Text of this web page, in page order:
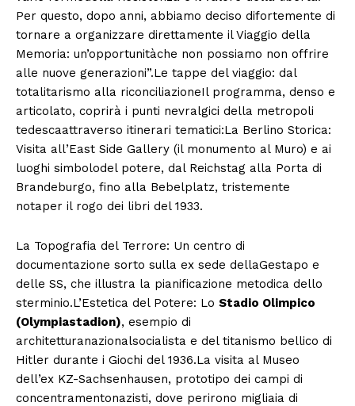
Per questo, dopo anni, abbiamo deciso difortemente di
tornare a organizzare direttamente il Viaggio della
Memoria: un’opportunitàche non possiamo non offrire
alle nuove generazioni”.Le tappe del viaggio: dal
totalitarismo alla riconciliazioneIl programma, denso e
articolato, coprirà i punti nevralgici della metropoli
tedescaattraverso itinerari tematici:La Berlino Storica:
Visita all’East Side Gallery (il monumento al Muro) e ai
luoghi simbolodel potere, dal Reichstag alla Porta di
Brandeburgo, fino alla Bebelplatz, tristemente
notaper il rogo dei libri del 1933.
La Topografia del Terrore: Un centro di
documentazione sorto sulla ex sede dellaGestapo e
delle SS, che illustra la pianificazione metodica dello
sterminio.L’Estetica del Potere: Lo Stadio Olimpico
(Olympiastadion), esempio di
architetturanazionalsocialista e del titanismo bellico di
Hitler durante i Giochi del 1936.La visita al Museo
dell’ex KZ-Sachsenhausen, prototipo dei campi di
concentramentonazisti, dove perirono migliaia di